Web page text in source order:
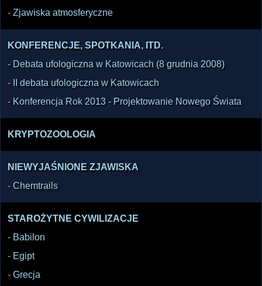
- Zjawiska atmosferyczne
KONFERENCJE, SPOTKANIA, ITD.
- Debata ufologiczna w Katowicach (8 grudnia 2008)
- II debata ufologiczna w Katowicach
- Konferencja Rok 2013 - Projektowanie Nowego Świata
KRYPTOZOOLOGIA
NIEWYJAŚNIONE ZJAWISKA
-Chemtrails
STAROŻYTNE CYWILIZACJE
- Babilon
- Egipt
- Grecja